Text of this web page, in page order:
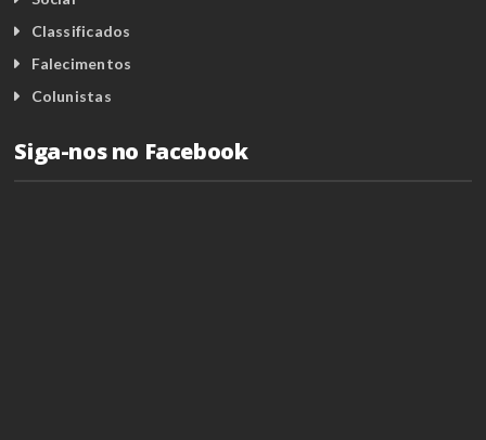
Classificados
Falecimentos
Colunistas
Siga-nos no Facebook